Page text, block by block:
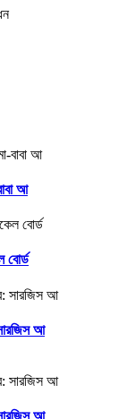
আ
বোর্ড
আ